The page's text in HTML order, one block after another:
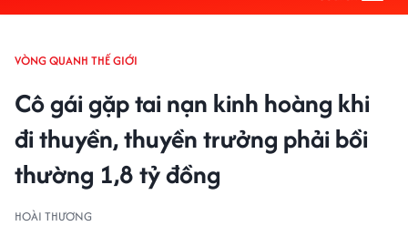
VÒNG QUANH THẾ GIỚI
Cô gái gặp tai nạn kinh hoàng khi
đi thuyền, thuyền trưởng phải bồi
thường 1,8 tỷ đồng
HOÀI THƯƠNG